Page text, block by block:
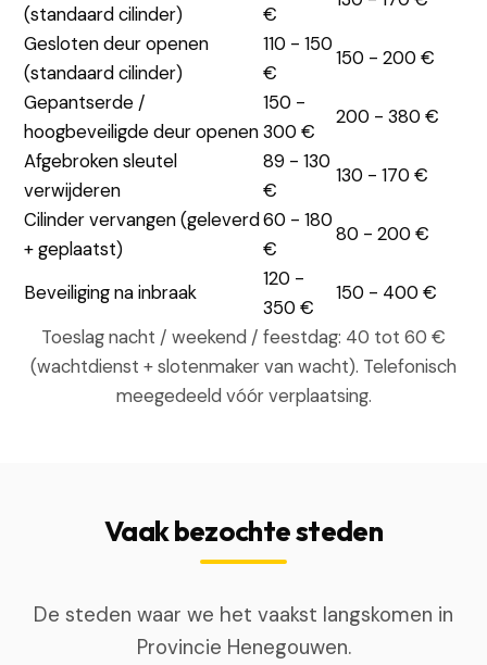
(standaard cilinder) €
Gesloten deur openen
(standaard cilinder)
110 - 150
€
150 - 200 €
Gepantserde /
hoogbeveiligde deur openen
150 -
300 €
200 - 380 €
Afgebroken sleutel
verwijderen
89 - 130
€
130 - 170 €
Cilinder vervangen (geleverd
+ geplaatst)
60 - 180
€
80 - 200 €
Beveiliging na inbraak
120 -
350 €
150 - 400 €
Toeslag nacht / weekend / feestdag: 40 tot 60 €
(wachtdienst + slotenmaker van wacht). Telefonisch
meegedeeld vóór verplaatsing.
Vaak bezochte steden
De steden waar we het vaakst langskomen in
Provincie Henegouwen.